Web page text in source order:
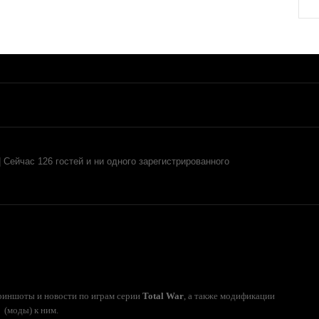
| Сейчас 126 гостей и ни одного зарегистрированного
и новости по играм серии Total War, а также модификации
(моды) к ним.